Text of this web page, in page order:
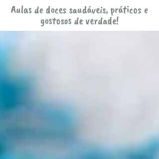
Aulas de doces saudáveis, práticos e
gostosos de verdade!